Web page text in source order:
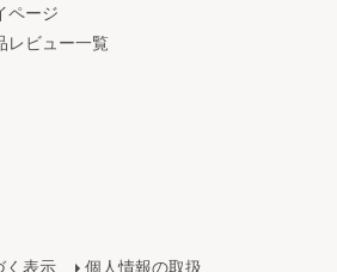
ページ
レビュー一覧
く表示 個人情報の取扱